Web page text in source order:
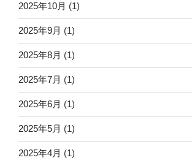
2025年10月 (1)
2025年9月 (1)
2025年8月 (1)
2025年7月 (1)
2025年6月 (1)
2025年5月 (1)
2025年4月 (1)